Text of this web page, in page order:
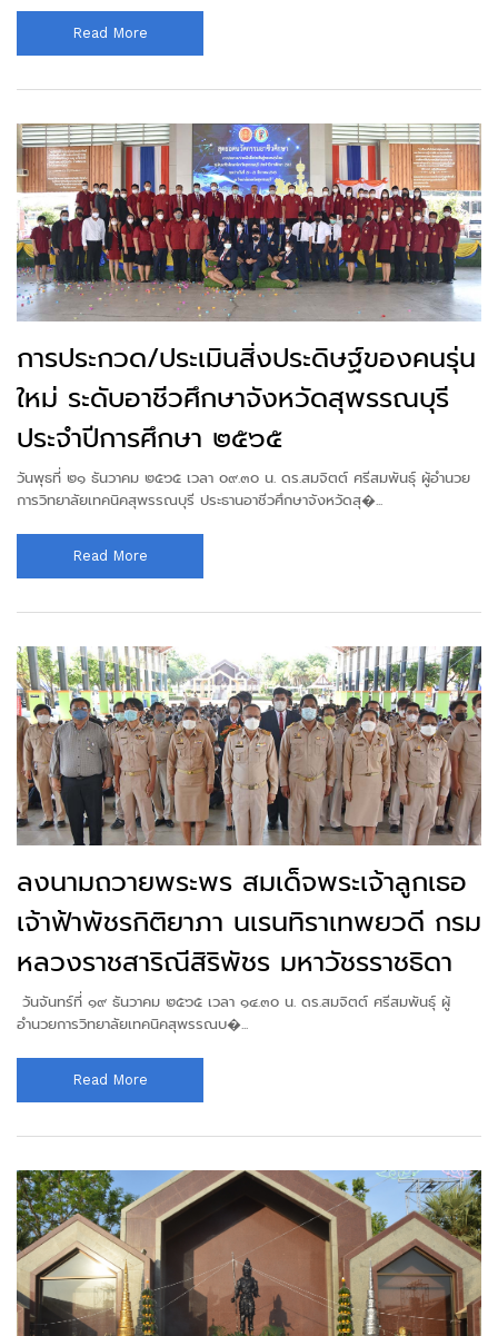
Read More
การประกวด/ประเมินสิ่งประดิษฐ์ของคนรุ่น
ใหม่ ระดับอาชีวศึกษาจังหวัดสุพรรณบุรี
ประจำปีการศึกษา ๒๕๖๕
วันพุธที่ ๒๑ ธันวาคม ๒๕๖๕ เวลา ๐๙.๓๐ น. ดร.สมจิตต์ ศรีสมพันธุ์ ผู้อำนวย
การวิทยาลัยเทคนิคสุพรรณบุรี ประธานอาชีวศึกษาจังหวัดสุ�...
Read More
ลงนามถวายพระพร สมเด็จพระเจ้าลูกเธอ
เจ้าฟ้าพัชรกิติยาภา นเรนทิราเทพยวดี กรม
หลวงราชสาริณีสิริพัชร มหาวัชรราชธิดา
วันจันทร์ที่ ๑๙ ธันวาคม ๒๕๖๕ เวลา ๑๔.๓๐ น. ดร.สมจิตต์ ศรีสมพันธุ์ ผู้
อำนวยการวิทยาลัยเทคนิคสุพรรณบ�...
Read More